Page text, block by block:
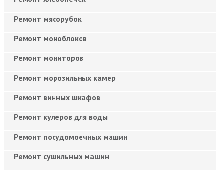
Ремонт мясорубок
Ремонт моноблоков
Ремонт мониторов
Ремонт морозильных камер
Ремонт винных шкафов
Ремонт кулеров для воды
Ремонт посудомоечных машин
Ремонт сушильных машин